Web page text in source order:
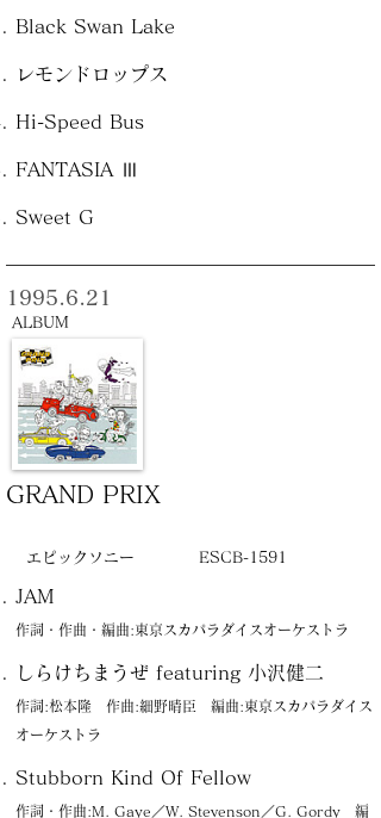
Black Swan Lake
レモンドロップス
Hi-Speed Bus
FANTASIA Ⅲ
Sweet G
GRAND PRIX
1995.6.21
ALBUM
エピックソニー ESCB-1591
JAM
作詞・作曲・編曲:東京スカパラダイスオーケストラ
しらけちまうぜ featuring 小沢健二
作詞:松本隆 作曲:細野晴臣 編曲:東京スカパラダイス
オーケストラ
Stubborn Kind Of Fellow
作詞・作曲:M. Gaye／W. Stevenson／G. Gordy 編